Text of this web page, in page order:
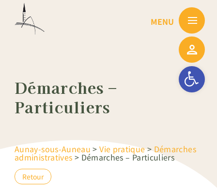
Ouvrir la
Démarches –
Particuliers
Aunay-sous-Auneau >Vie pratique>Démarches
administratives > Démarches – Particuliers
Retour